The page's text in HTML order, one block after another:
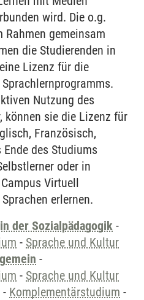
wird. Die o.g.
Rahmen gemeinsam
die Studierenden in
Lizenz für die
Nutzung des
können sie die Lizenz für
Französisch,
des Studiums
oder in
Virtuell
erlernen.
der Sozialpädagogik -
- Sprache und Kultur
-
- Sprache und Kultur
- Komplementärstudium -